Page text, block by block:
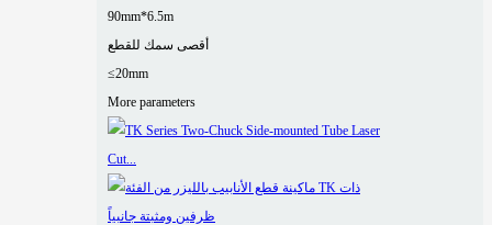
90mm*6.5m
أقصى سمك للقطع
≤20mm
More parameters